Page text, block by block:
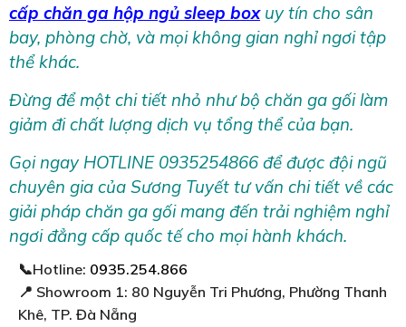
cấp chăn ga hộp ngủ sleep boxuy tín cho sân
bay, phòng chờ, và mọi không gian nghỉ ngơi tập
thể khác.
Đừng để một chi tiết nhỏ như bộ chăn ga gối làm
giảm đi chất lượng dịch vụ tổng thể của bạn.
Gọi ngay HOTLINE 0935254866 để được đội ngũ
chuyên gia của Sương Tuyết tư vấn chi tiết về các
giải pháp chăn ga gối mang đến trải nghiệm nghỉ
ngơi đẳng cấp quốc tế cho mọi hành khách.
📞Hotline: 0935.254.866
📍 Showroom 1: 80 Nguyễn Tri Phương, Phường Thanh
Khê, TP. Đà Nẵng